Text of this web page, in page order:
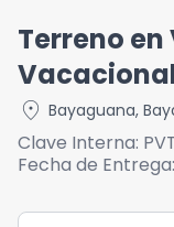
Terreno
location_on Bayaguana,
Clave Interna:
Fecha de Entrega: